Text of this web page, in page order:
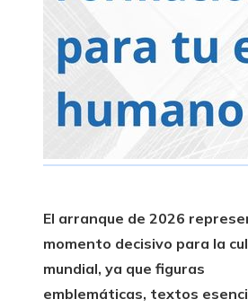
El arranque de 2026
momento decisivo para la
mundial, ya que figuras
emblemáticas, textos